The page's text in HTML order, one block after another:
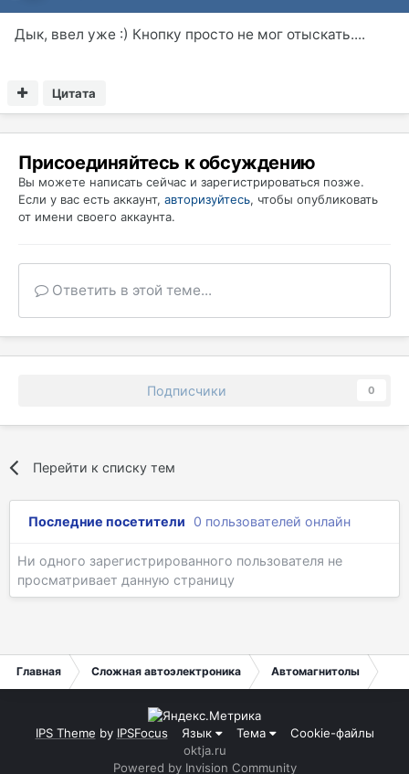
Дык, ввел уже :) Кнопку просто не мог отыскать....
Цитата
Присоединяйтесь к обсуждению
Вы можете написать сейчас и зарегистрироваться позже.
Если у вас есть аккаунт, авторизуйтесь, чтобы опубликовать
от имени своего аккаунта.
Ответить в этой теме...
Подписчики 0
Перейти к списку тем
Последние посетители 0 пользователей онлайн
Ни одного зарегистрированного пользователя не
просматривает данную страницу
Главная Сложная автоэлектроника Автомагнитолы
IPS Theme by IPSFocus Язык Тема
Cookie-файлы
oktja.ru
Powered by Invision Community